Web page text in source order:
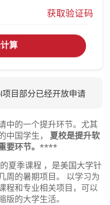
获取验证码
算
目部分已经开放申请
中的一个提升环节。尤其
中国学生， 夏校是提升软
要环节。 ****
夏季课程 ，是美国大学针
周的暑期项目。 以学习为
程和专业相关项目，可以
的大学生活。